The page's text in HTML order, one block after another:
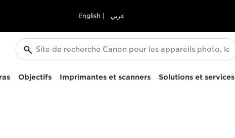
English عربي
Objectifs Imprimantes et scanners Solutions et services